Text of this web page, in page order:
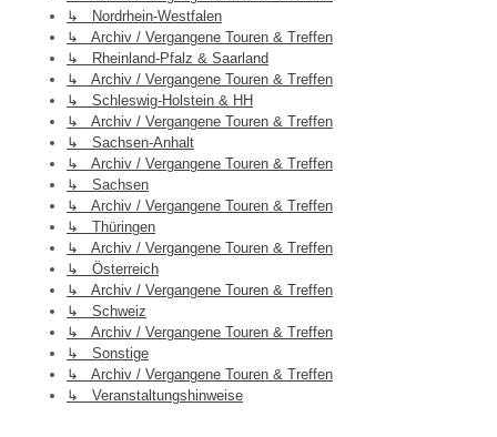
↳ Nordrhein-Westfalen
↳ Archiv / Vergangene Touren & Treffen
↳ Rheinland-Pfalz & Saarland
↳ Archiv / Vergangene Touren & Treffen
↳ Schleswig-Holstein & HH
↳ Archiv / Vergangene Touren & Treffen
↳ Sachsen-Anhalt
↳ Archiv / Vergangene Touren & Treffen
↳ Sachsen
↳ Archiv / Vergangene Touren & Treffen
↳ Thüringen
↳ Archiv / Vergangene Touren & Treffen
↳ Österreich
↳ Archiv / Vergangene Touren & Treffen
↳ Schweiz
↳ Archiv / Vergangene Touren & Treffen
↳ Sonstige
↳ Archiv / Vergangene Touren & Treffen
↳ Veranstaltungshinweise